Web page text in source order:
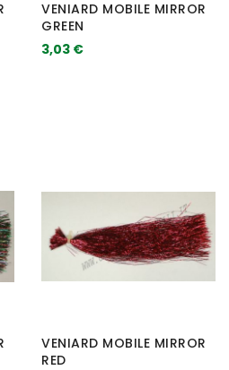
VENIARD MOBILE MIRROR
GREEN
3,03 €
VENIARD MOBILE MIRROR
RED